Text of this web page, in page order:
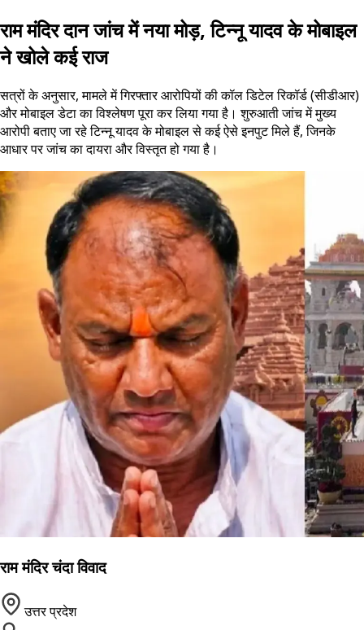
राम मंदिर दान जांच में नया मोड़, टिन्नू यादव के मोबाइल
ने खोले कई राज
सत्रों के अनुसार, मामले में गिरफ्तार आरोपियों की कॉल डिटेल रिकॉर्ड (सीडीआर)
और मोबाइल डेटा का विश्लेषण पूरा कर लिया गया है। शुरुआती जांच में मुख्य
आरोपी बताए जा रहे टिन्नू यादव के मोबाइल से कई ऐसे इनपुट मिले हैं, जिनके
आधार पर जांच का दायरा और विस्तृत हो गया है।
राम मंदिर चंदा विवाद
उत्तर प्रदेश